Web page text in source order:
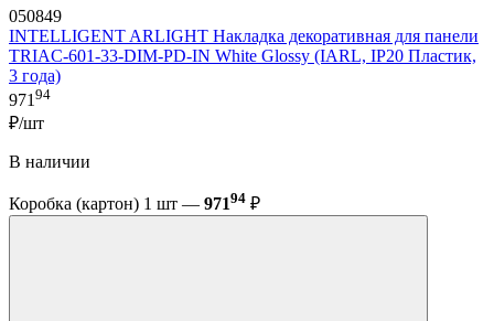
050849
INTELLIGENT ARLIGHT Накладка декоративная для панели
TRIAC-601-33-DIM-PD-IN White Glossy (IARL, IP20 Пластик,
3 года)
971 94
₽/шт
В наличии
Коробка (картон) 1 шт — 97194 ₽